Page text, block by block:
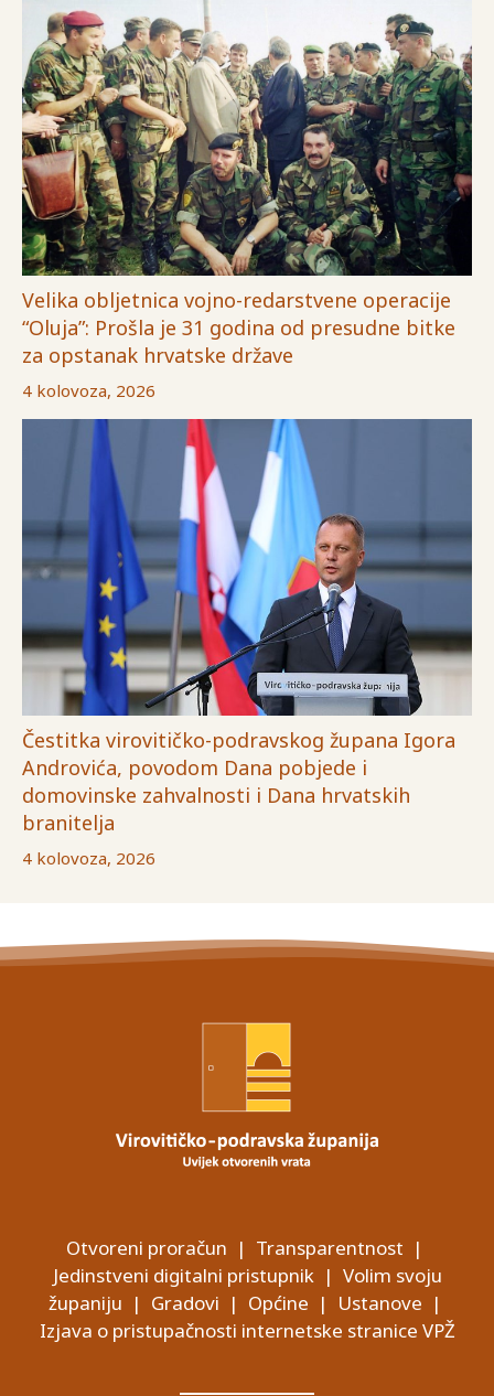
Velika obljetnica vojno-redarstvene operacije
“Oluja”: Prošla je 31 godina od presudne bitke
za opstanak hrvatske države
4 kolovoza, 2026
Čestitka virovitičko-podravskog župana Igora
Androvića, povodom Dana pobjede i
domovinske zahvalnosti i Dana hrvatskih
branitelja
4 kolovoza, 2026
Otvoreni proračun | Transparentnost |
Jedinstveni digitalni pristupnik| Volim svoju
županiju | Gradovi | Općine | Ustanove |
Izjava o pristupačnosti internetske stranice VPŽ